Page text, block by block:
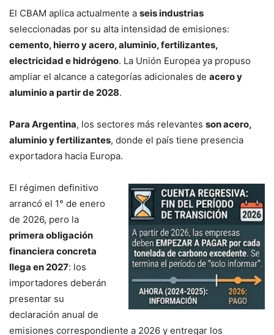
El CBAM aplica actualmente a seis industrias
seleccionadas por su alta intensidad de emisiones:
cemento, hierro y acero, aluminio, fertilizantes,
electricidad e hidrógeno. La Unión Europea ya propuso
ampliar el alcance a categorías adicionales de acero y
aluminio a partir de 2028.
Para Argentina, los sectores más relevantes son acero,
aluminio y fertilizantes, donde el país tiene presencia
exportadora hacia Europa.
El régimen definitivo
arrancó el 1° de enero
de 2026, pero la
primera obligación
financiera concreta
llega en 2027: los
importadores deberán
presentar su
declaración anual de
emisiones correspondiente a 2026 y entregar los